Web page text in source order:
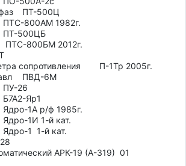
П-1Тр 2005г.
6М
АРК-19 (А-319)  01